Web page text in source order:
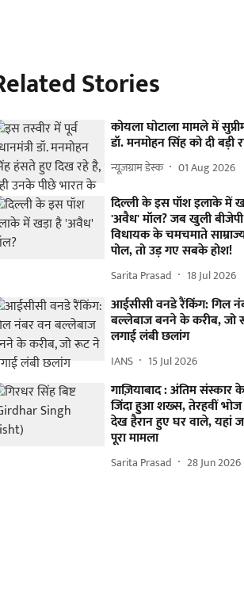
Stories
कोयला घोटाला मामले में
डॉ. मनमोहन सिंह को दी बड़ी
न्यूज़ग्राम डेस्क 01 Aug 2026
दिल्ली के इस पॉश इलाके में
'अवैध' मॉल? जब खुली बीजेपी
विधायक के चमचमाते
पोल, तो उड़ गए सबके होश!
Sarita Prasad 18 Jul 2026
आईसीसी वनडे रैंकिंग: गिल
बल्लेबाज बनने के करीब, जो
लगाई लंबी छलांग
IANS 15 Jul 2026
गाज़ियाबाद : अंतिम संस्कार
जिंदा हुआ शख्स, तेरहवीं भोज
देख हैरान हुए घर वाले, यहां
पूरा मामला
Sarita Prasad 28 Jun 2026